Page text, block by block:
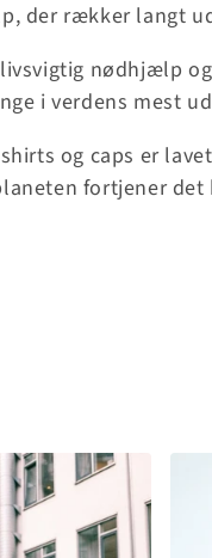
der rækker langt
nødhjælp
i verdens mest
og caps er
fortjener det